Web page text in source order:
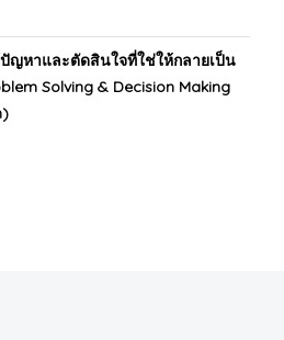
ญหาและตัดสินใจที่ใช่ให้กลายเป็น
Solving & Decision Making